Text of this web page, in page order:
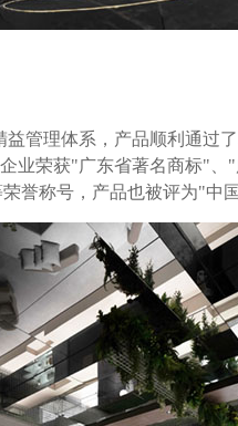
管理体系，产品顺利通过
业荣获"广东省著名商标"
誉称号，产品也被评为"中